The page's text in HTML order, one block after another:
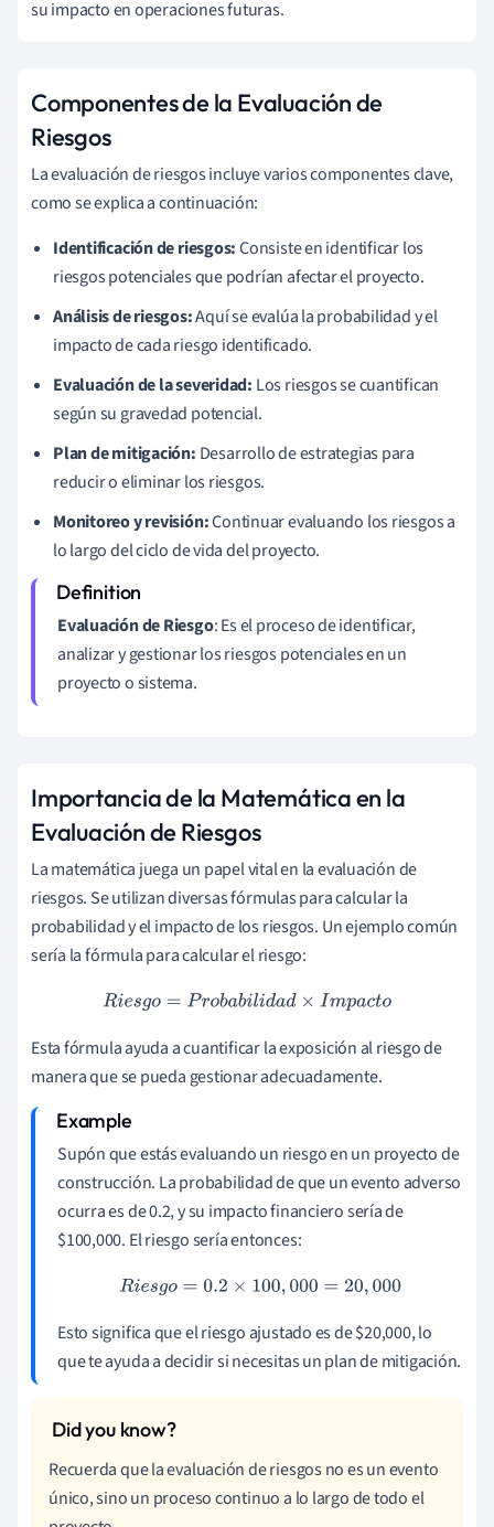
su impacto en operaciones futuras.
Componentes de la Evaluación de
Riesgos
La evaluación de riesgos incluye varios componentes clave,
como se explica a continuación:
Identificación de riesgos:Consiste en identificar los
riesgos potenciales que podrían afectar el proyecto.
Análisis de riesgos:Aquí se evalúa la probabilidad y el
impacto de cada riesgo identificado.
Evaluación de la severidad: Los riesgos se cuantifican
según su gravedad potencial.
Plan de mitigación: Desarrollo de estrategias para
reducir o eliminar los riesgos.
Monitoreo y revisión:Continuar evaluando los riesgos a
lo largo del ciclo de vida del proyecto.
Evaluación de Riesgo: Es el proceso de identificar,
analizar y gestionar los riesgos potenciales en un
proyecto o sistema.
Importancia de la Matemática en la
Evaluación de Riesgos
La matemática juega un papel vital en la evaluación de
riesgos. Se utilizan diversas fórmulas para calcular la
probabilidad y el impacto de los riesgos. Un ejemplo común
sería la fórmula para calcular el riesgo:
Riesgo =Probabilidad× m pacto
Esta fórmula ayuda a cuantificar la exposición al riesgo de
manera que se pueda gestionar adecuadamente.
Supón que estás evaluando un riesgo en un proyecto de
construcción. La probabilidad de que un evento adverso
ocurra es de 0.2, y su impacto financiero sería de
$100,000. El riesgo sería entonces:
Riesg o=0.2× 100,000=20,000
Esto significa que el riesgo ajustado es de $20,000, lo
que te ayuda a decidir si necesitas un plan de mitigación.
Recuerda que la evaluación de riesgos no es un evento
único, sino un proceso continuo a lo largo de todo el